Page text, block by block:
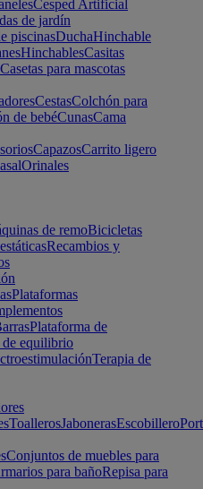
Cesped Artificial
de jardín
piscinasDuchaHinchable
HinchablesCasitas
Casetas para mascotas
CestasColchón para
de bebéCunasCama
CapazosCarrito ligero
Orinales
de remoBicicletas
Recambios y
Plataformas
Plataforma de
de equilibrio
Terapia de
ToallerosJabonerasEscobillero
Conjuntos de muebles para
para bañoRepisa para